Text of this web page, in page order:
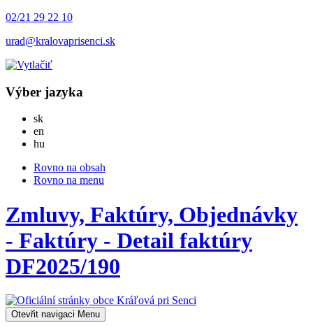
02/21 29 22 10
urad@kralovaprisenci.sk
Výber jazyka
skSlovensky
en
hu
Rovno na obsah
Rovno na menu
Zmluvy, Faktúry, Objednávky
- Faktúry - Detail faktúry
DF2025/190
Otevřit navigaci Menu